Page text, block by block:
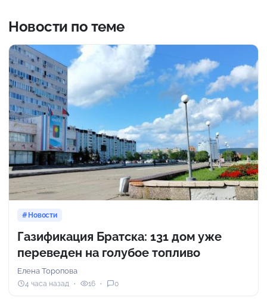
Новости по теме
Новости
Газификация Братска: 131 дом уже
переведен на голубое топливо
Елена Торопова
4 часа назад 16 0